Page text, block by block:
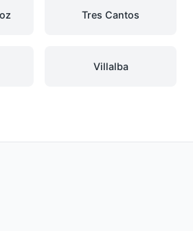
Tres Cantos
Villalba